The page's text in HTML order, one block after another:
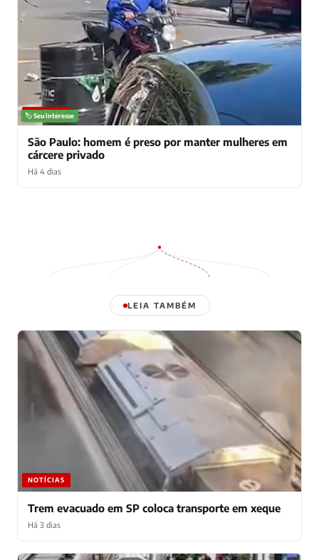
NOTÍCIAS
🏷️ Seu interesse
São Paulo: homem é preso por manter mulheres em
cárcere privado
Há 4 dias
LEIA TAMBÉM
NOTÍCIAS
Trem evacuado em SP coloca transporte em xeque
Há 3 dias